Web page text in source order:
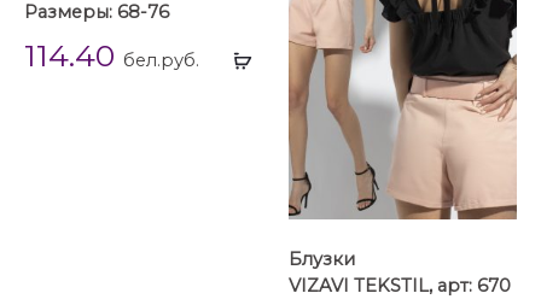
Выбрать
Размеры: 68-76
114.40 бел.руб.
Блузки
VIZAVI TEKSTIL, арт: 670